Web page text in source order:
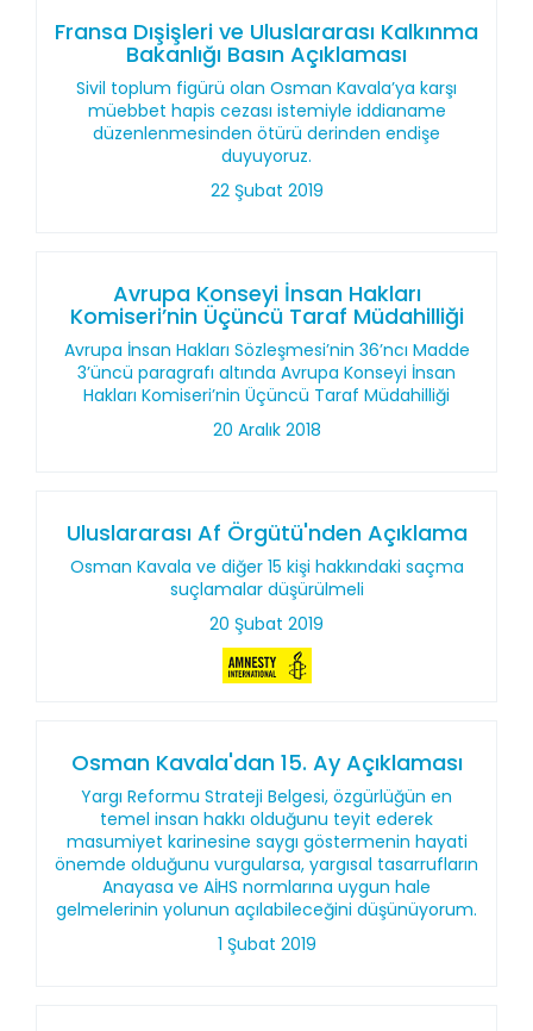
Fransa Dışişleri ve Uluslararası Kalkınma
Bakanlığı Basın Açıklaması
Sivil toplum figürü olan Osman Kavala’ya karşı
müebbet hapis cezası istemiyle iddianame
düzenlenmesinden ötürü derinden endişe
duyuyoruz.
22 Şubat 2019
Avrupa Konseyi İnsan Hakları
Komiseri’nin Üçüncü Taraf Müdahilliği
Avrupa İnsan Hakları Sözleşmesi’nin 36’ncı Madde
3’üncü paragrafı altında Avrupa Konseyi İnsan
Hakları Komiseri’nin Üçüncü Taraf Müdahilliği
20 Aralık 2018
Uluslararası Af Örgütü'nden Açıklama
Osman Kavala ve diğer 15 kişi hakkındaki saçma
suçlamalar düşürülmeli
20 Şubat 2019
Osman Kavala'dan 15. Ay Açıklaması
Yargı Reformu Strateji Belgesi, özgürlüğün en
temel insan hakkı olduğunu teyit ederek
masumiyet karinesine saygı göstermenin hayati
önemde olduğunu vurgularsa, yargısal tasarrufların
Anayasa ve AİHS normlarına uygun hale
gelmelerinin yolunun açılabileceğini düşünüyorum.
1 Şubat 2019